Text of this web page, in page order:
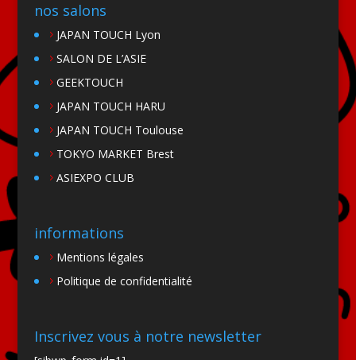
nos salons
JAPAN TOUCH Lyon
SALON DE L’ASIE
GEEKTOUCH
JAPAN TOUCH HARU
JAPAN TOUCH Toulouse
TOKYO MARKET Brest
ASIEXPO CLUB
informations
Mentions légales
Politique de confidentialité
Inscrivez vous à notre newsletter